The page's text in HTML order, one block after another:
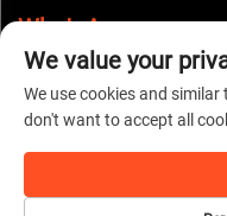
WhatsApp:
+86-15112424643
Ltd. Sva prava
We value your
We use cookies and
don't want to accept all